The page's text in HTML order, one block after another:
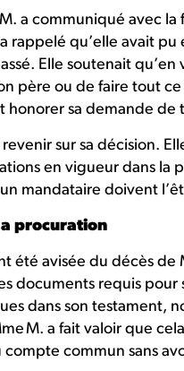
a communiqué avec
rappelé qu’elle avait
Elle soutenait
père ou de faire tout
honorer sa demande de
sur sa décision.
en vigueur dans
mandataire doivent
procuration
été avisée du décès de
documents requis
dans son testament,
M. a fait valoir que
compte commun sans